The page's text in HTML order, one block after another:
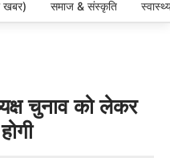
खबर) समाज & संस्कृति
चुनाव को लेकर